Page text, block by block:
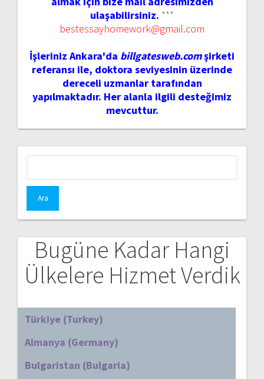
ulaşabilirsiniz. ***
bestessayhomework@gmail.com
İşleriniz Ankara'da billgatesweb.comşirketi
referansı ile, doktora seviyesinin üzerinde
dereceli uzmanlar tarafından
yapılmaktadır. Her alanla ilgili desteğimiz
mevcuttur.
Bugüne Kadar Hangi
Ülkelere Hizmet Verdik
Türkiye (Turkey)
Almanya (Germany)
Bulgaristan (Bulgaria)